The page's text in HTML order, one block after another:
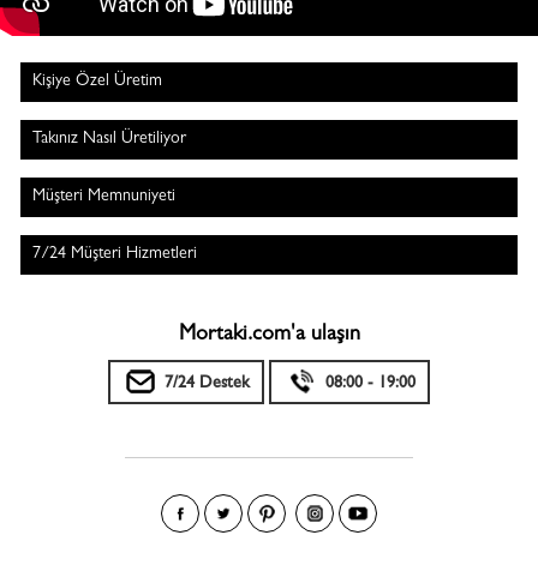
Kişiye Özel Üretim
Takınız Nasıl Üretiliyor
Müşteri Memnuniyeti
7/24 Müşteri Hizmetleri
Mortaki.com'a ulaşın
7/24 Destek 08:00 - 19:00